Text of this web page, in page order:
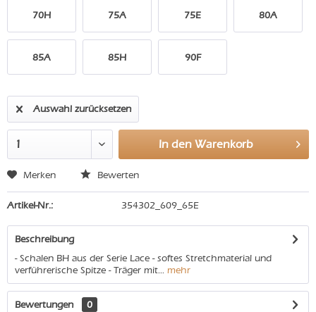
70H 75A 75E 80A
85A 85H 90F
Auswahl zurücksetzen
In den Warenkorb
Merken Bewerten
Artikel-Nr.: 354302_609_65E
Beschreibung
- Schalen BH aus der Serie Lace - softes Stretchmaterial und
verführerische Spitze - Träger mit... mehr
Bewertungen
0